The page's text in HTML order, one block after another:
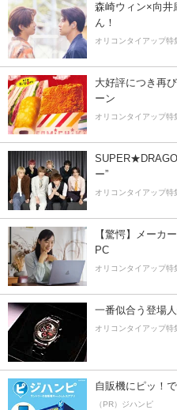
森崎ウィン×向井
ん！
オリコンタイアップ特
大好評につき再
ーン
オリコンタイアップ特
ー”
オリコンタイアップ特
【驚愕】メーカ
PC
オリコンタイアップ特
一番似合う登場
オリコンタイアップ特
自販機にピッ！
（PR）ジハンピ